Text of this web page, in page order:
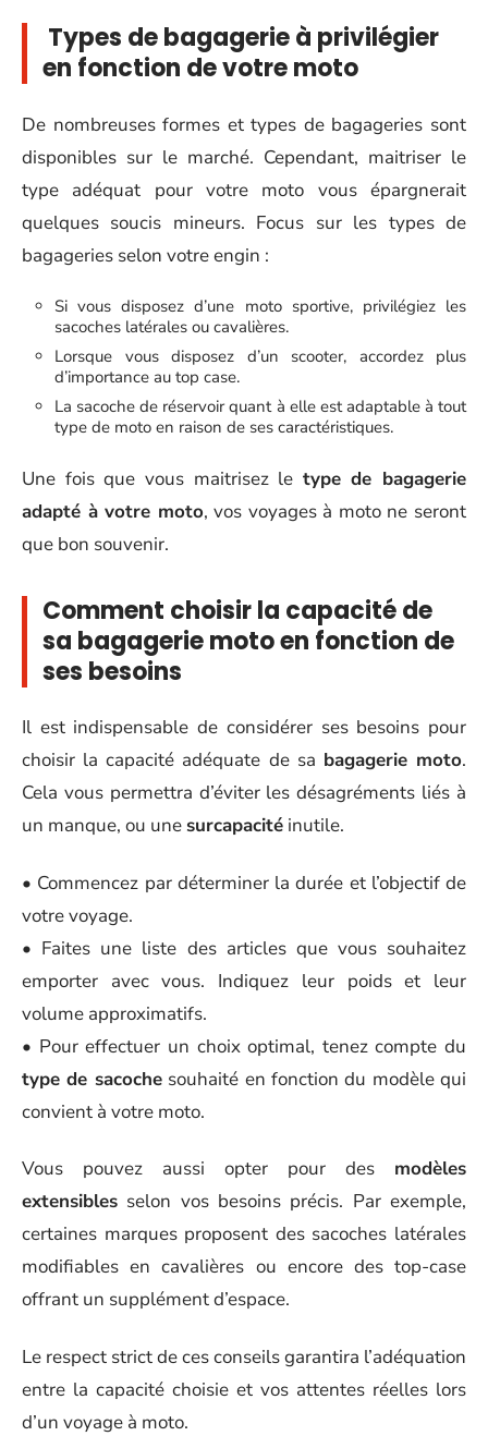
Types de bagagerie à privilégier
en fonction de votre moto
De nombreuses formes et types de bagageries sont
disponibles sur le marché. Cependant, maitriser le
type adéquat pour votre moto vous épargnerait
quelques soucis mineurs. Focus sur les types de
bagageries selon votre engin :
Si vous disposez d’une moto sportive, privilégiez les
sacoches latérales ou cavalières.
Lorsque vous disposez d’un scooter, accordez plus
d’importance au top case.
La sacoche de réservoir quant à elle est adaptable à tout
type de moto en raison de ses caractéristiques.
Une fois que vous maitrisez le type de bagagerie
adapté à votre moto, vos voyages à moto ne seront
que bon souvenir.
Comment choisir la capacité de
sa bagagerie moto en fonction de
ses besoins
Il est indispensable de considérer ses besoins pour
choisir la capacité adéquate de sa bagagerie moto.
Cela vous permettra d’éviter les désagréments liés à
un manque, ou une surcapacité inutile.
• Commencez par déterminer la durée et l’objectif de
votre voyage.
• Faites une liste des articles que vous souhaitez
emporter avec vous. Indiquez leur poids et leur
volume approximatifs.
• Pour effectuer un choix optimal, tenez compte du
type de sacochesouhaité en fonction du modèle qui
convient à votre moto.
Vous pouvez aussi opter pour des modèles
extensibles selon vos besoins précis. Par exemple,
certaines marques proposent des sacoches latérales
modifiables en cavalières ou encore des top-case
offrant un supplément d’espace.
Le respect strict de ces conseils garantira l’adéquation
entre la capacité choisie et vos attentes réelles lors
d’un voyage à moto.